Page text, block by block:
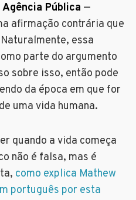
Agência Pública —
afirmação contrária que
essa
parte do argumento
sobre isso, então pode
da época em que for
uma vida humana.
quando a vida começa
não é falsa, mas é
como explica Mathew
português por esta